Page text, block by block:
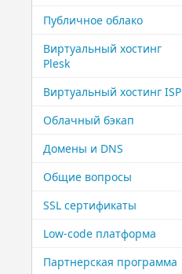
Публичное ​облако
Виртуальный ​хостинг
Plesk
Виртуальный ​хостинг ISP
Облачный бэкап
Домены и DNS
Общие вопросы
SSL сертификаты
Low-code платформа
Партнерская ​программа